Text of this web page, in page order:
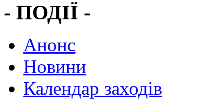
- ПОДІЇ -
Анонс
Новини
Календар заходів